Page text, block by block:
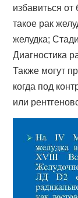
избавиться
такое рак
желудка;
Диагностика
Также могут
когда под
или